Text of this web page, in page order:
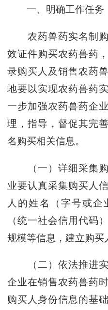
一、明确工作任务
农药兽药实名制
效证件购买农药兽药
录购买人及销售农药
地要以实现农药兽药
一步加强农药兽药企
理，指导，督促其完
名购买相关信息。
（一）详细采集
业要认真采集购买人
人的姓名（字号或企
（统一社会信用代码
规模等信息，建立购买
（二）依法推进
企业在销售农药兽药
购买人身份信息的基